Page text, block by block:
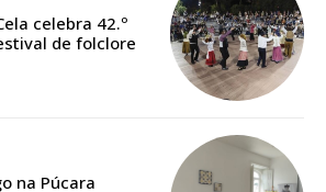
de Assinatura
de Cister e ajude-nos a manter este serviço
acesso a todos os conteúdos exclusivos e versões
digitais.
celebra 42.º
de folclore
na Púcara